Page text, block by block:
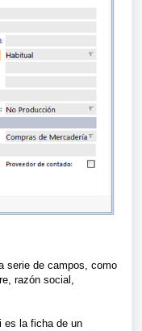
serie de campos, como
razón social,
es la ficha de un